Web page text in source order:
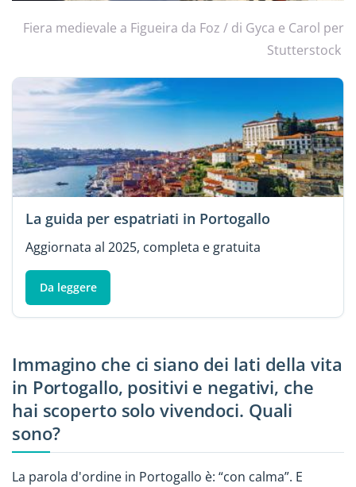
Fiera medievale a Figueira da Foz / di Gyca e Carol per
Stutterstock
La guida per espatriati in Portogallo
Aggiornata al 2025, completa e gratuita
Da leggere
Immagino che ci siano dei lati della vita
in Portogallo, positivi e negativi, che
hai scoperto solo vivendoci. Quali
sono?
La parola d'ordine in Portogallo è: “con calma”. E